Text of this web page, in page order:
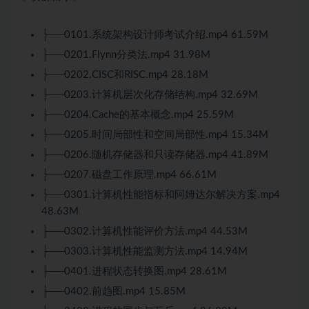
├──0101. 系统架构设计师 考试介绍.mp4 61.59M
├──0201.Flynn分类法.mp4 31.98M
├──0202.CISC和RISC.mp4 28.18M
├──0203.计算机层次化存储结构.mp4 32.69M
├──0204.Cache的基本概念.mp4 25.59M
├──0205.时间局部性和空间局部性.mp4 15.34M
├──0206.随机存储器和只读存储器.mp4 41.89M
├──0207.磁盘工作原理.mp4 66.61M
├──0301.计算机性能指标和阿姆达尔解决方案.mp4
48.63M
├──0302.计算机性能评价方法.mp4 44.53M
├──0303.计算机性能监测方法.mp4 14.94M
├──0401.进程状态转换图.mp4 28.61M
├──0402.前趋图.mp4 15.85M